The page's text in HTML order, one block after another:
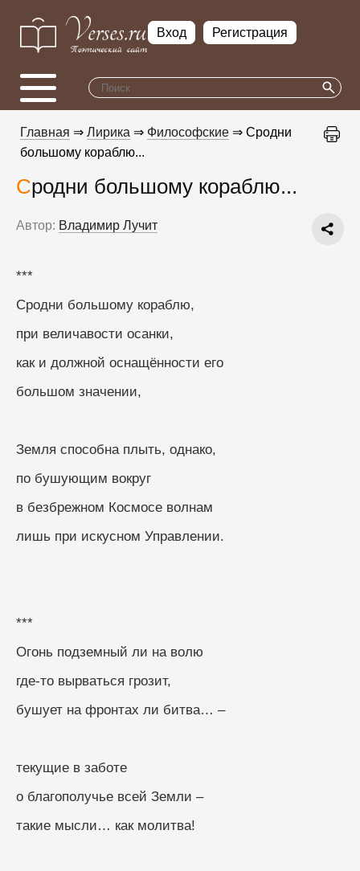
Вход Регистрация
Главная ⇒ Лирика ⇒ Философские ⇒ Сродни
большому кораблю...
Сродни большому кораблю...
Автор: Владимир Лучит
***
Сродни большому кораблю,
при величавости осанки,
как и должной оснащённости его
большом значении,
Земля способна плыть, однако,
по бушующим вокруг
в безбрежном Космосе волнам
лишь при искусном Управлении.
***
Огонь подземный ли на волю
где-то вырваться грозит,
бушует на фронтах ли битва… –
текущие в заботе
о благополучье всей Земли –
такие мысли… как молитва!